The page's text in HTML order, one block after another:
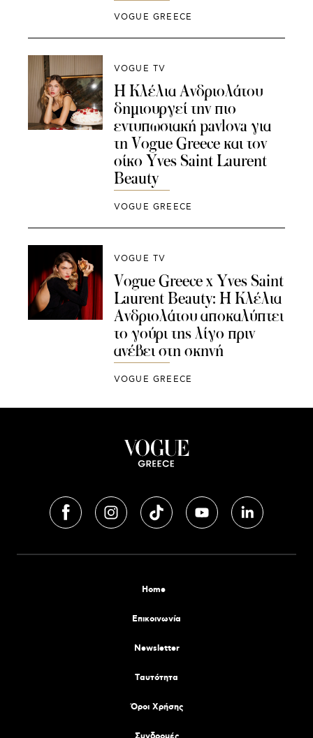
VOGUE GREECE
VOGUE TV
Η Κλέλια Ανδριολάτου
δημιουργεί την πιο
εντυπωσιακή pavlova για
τη Vogue Greece και τον
οίκο Yves Saint Laurent
Beauty
VOGUE GREECE
VOGUE TV
Vogue Greece x Yves Saint
Laurent Beauty: Η Κλέλια
Ανδριολάτου αποκαλύπτει
το γούρι της λίγο πριν
ανέβει στη σκηνή
VOGUE GREECE
Home
Επικοινωνία
Newsletter
Tαυτότητα
Όροι Χρήσης